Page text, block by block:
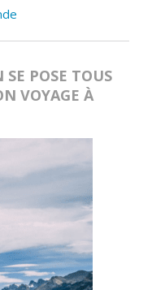
SE POSE TOUS
VOYAGE À